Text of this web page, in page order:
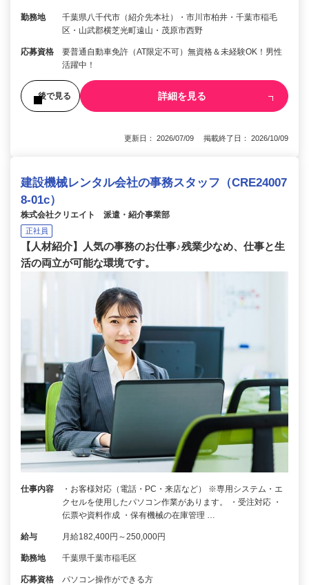
勤務地
千葉県八千代市（紹介先本社）・市川市柏井・千葉市稲毛
区・山武郡横芝光町遠山・茂原市西野
応募資格
要普通自動車免許（AT限定不可）無資格＆未経験OK！男性
活躍中！
後で見る 詳細を見る
更新日： 2026/07/09 掲載終了日： 2026/10/09
建設機械レンタル会社の事務スタッフ（CRE24007
8-01c）
株式会社クリエイト 派遣・紹介事業部
正社員
【人材紹介】人気の事務のお仕事♪残業少なめ、仕事と生
活の両立が可能な環境です。
仕事内容
・お客様対応（電話・PC・来店など） ※専用システム・エ
クセルを使用したパソコン作業があります。 ・受注対応 ・
伝票や資料作成 ・保有機械の在庫管理 …
給与 月給182,400円～250,000円
勤務地 千葉県千葉市稲毛区
応募資格 パソコン操作ができる方